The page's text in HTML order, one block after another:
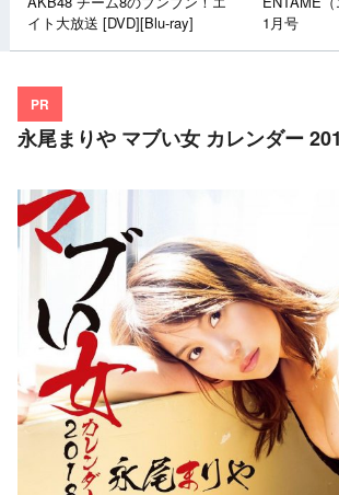
イト大放送 [DVD][Blu-ray]
1月号
PR
永尾まりや マブい女 カレンダー